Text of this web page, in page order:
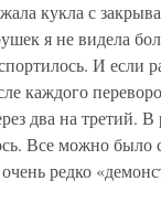
кукла с
я не видела
И если
каждого
два на третий.
Все можно было
редко